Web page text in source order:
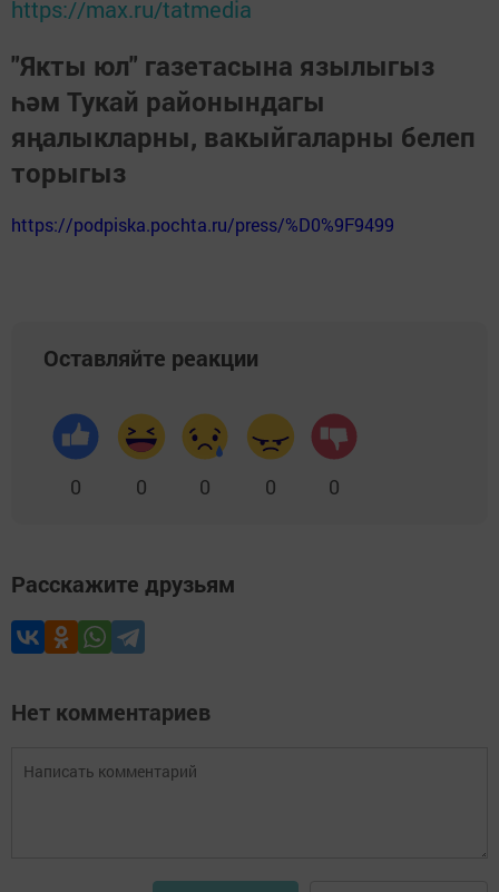
https://max.ru/tatmedia
"Якты юл" газетасына язылыгыз
һәм Тукай районындагы
яңалыкларны, вакыйгаларны белеп
торыгыз
https://podpiska.pochta.ru/press/%D0%9F9499
Оставляйте реакции
0 0 0 0 0
Расскажите друзьям
Нет комментариев